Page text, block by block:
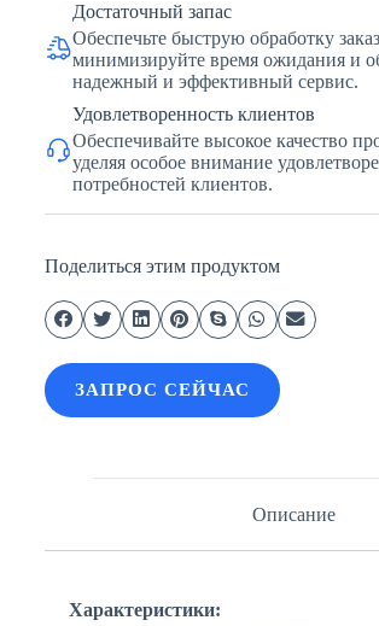
Достаточный запас
Обеспечьте быструю обработку
минимизируйте время ожидания и
надежный и эффективный сервис.
Удовлетворенность клиентов
Обеспечивайте высокое качество
уделяя особое внимание
потребностей клиентов.
Поделиться этим продуктом
ЗАПРОС СЕЙЧАС
Описание
Характеристики: